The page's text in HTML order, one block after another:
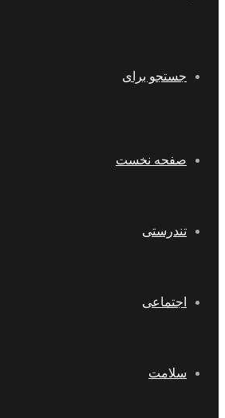
جستجو برای
صفحه نخست
تندرستی
اجتماعی
سلامت